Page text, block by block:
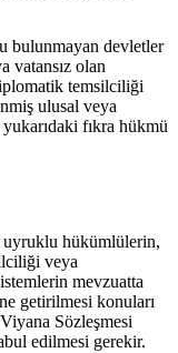
bulunmayan devletler
vatansız olan
temsilciliği
ulusal veya
fıkra hükmü
uyruklu hükümlülerin,
veya
mevzuatta
getirilmesi konuları
Sözleşmesi
edilmesi gerekir.